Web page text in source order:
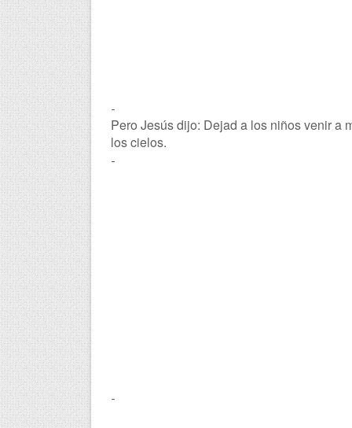
-
Pero Jesús dijo: Dejad a los niños venir a
los cielos.
-
-